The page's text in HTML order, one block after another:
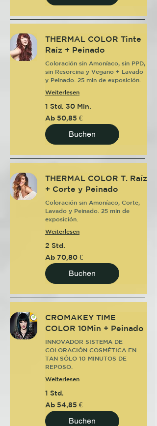
THERMAL COLOR Tinte
Raíz + Peinado
Coloración sin Amoníaco, sin PPD,
sin Resorcina y Vegano + Lavado
y Peinado. 25 min de exposición.
Weiterlesen
1 Std. 30 Min.
Ab
50,85
Euro
Ab 50,85 €
Buchen
THERMAL COLOR T. Raíz
+ Corte y Peinado
Coloración sin Amoníaco, Corte,
Lavado y Peinado. 25 min de
exposición.
Weiterlesen
2 Std.
Ab
70,80
Euro
Ab 70,80 €
Buchen
CROMAKEY TIME
COLOR 10Min + Peinado
INNOVADOR SISTEMA DE
COLORACIÓN COSMÉTICA EN
TAN SÓLO 10 MINUTOS DE
REPOSO.
Weiterlesen
1 Std.
Ab
54,85
Euro
Ab 54,85 €
Buchen